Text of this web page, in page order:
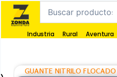
Industria Rural Aventura
GUANTE NITRILO